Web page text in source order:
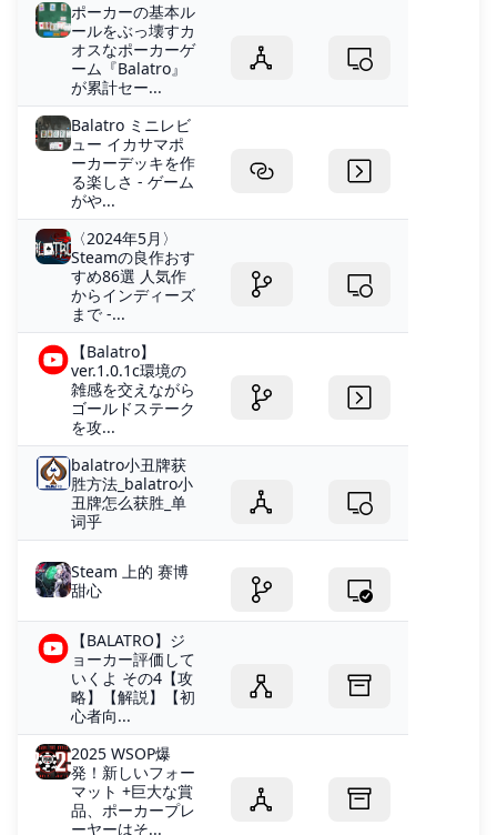
ポーカーの基本ル
ールをぶっ壊すカ
オスなポーカーゲ
ーム『Balatro』
が累計セー...
Balatro ミニレビ
ュー イカサマポ
ーカーデッキを作
る楽しさ - ゲーム
がや...
〈2024年5月〉
Steamの良作おす
すめ86選 人気作
からインディーズ
まで -...
【Balatro】
ver.1.0.1c環境の
雑感を交えながら
ゴールドステーク
を攻...
balatro小丑牌获
胜方法_balatro小
丑牌怎么获胜_单
词乎
Steam 上的 赛博
甜心
【BALATRO】ジ
ョーカー評価して
いくよ その4【攻
略】【解説】【初
心者向...
2025 WSOP爆
発！新しいフォー
マット +巨大な賞
品、ポーカープレ
ーヤーはそ...